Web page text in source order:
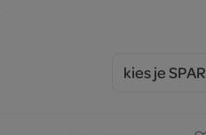
kies je SPAR